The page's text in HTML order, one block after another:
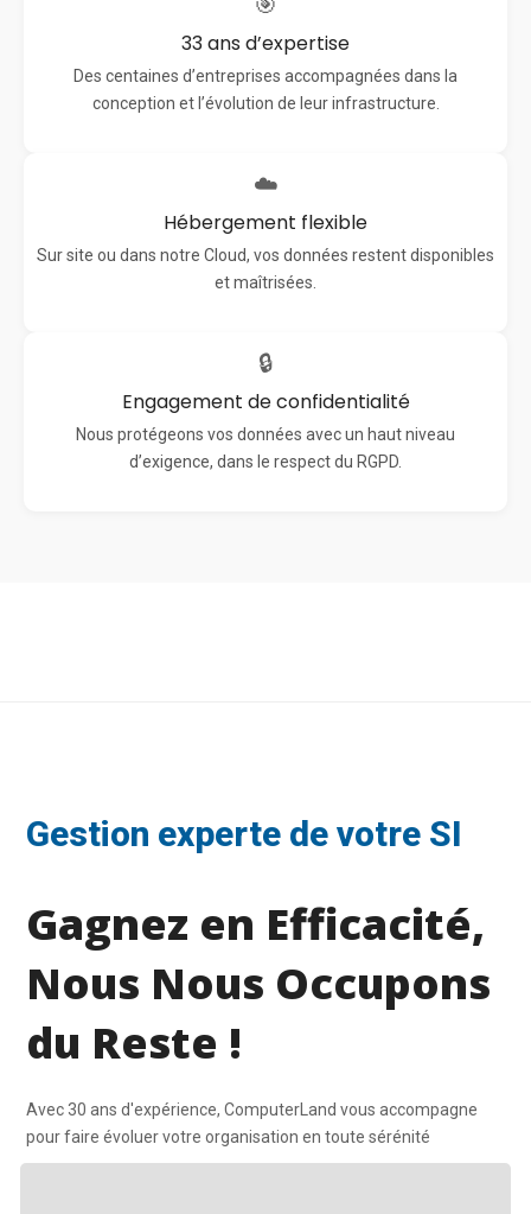
33 ans d’expertise
Des centaines d’entreprises accompagnées dans la
conception et l’évolution de leur infrastructure.
☁️
Hébergement flexible
Sur site ou dans notre Cloud, vos données restent disponibles
et maîtrisées.
🔒
Engagement de confidentialité
Nous protégeons vos données avec un haut niveau
d’exigence, dans le respect du RGPD.
Gestion experte de votre SI
Gagnez en Efficacité,
Nous Nous Occupons
du Reste !
Avec 30 ans d'expérience, ComputerLand vous accompagne
pour faire évoluer votre organisation en toute sérénité